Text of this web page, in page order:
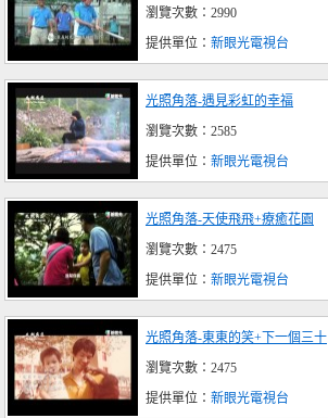
瀏覽次數：2990
提供單位： 新眼光電視台
光照角落-遇見彩虹的幸福
瀏覽次數：2585
提供單位： 新眼光電視台
光照角落-天使飛飛+療癒花園
瀏覽次數：2475
提供單位： 新眼光電視台
光照角落-東東的笑+下一個三十
瀏覽次數：2475
提供單位： 新眼光電視台